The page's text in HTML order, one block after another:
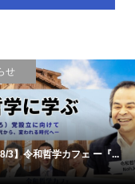
せ
3】令和哲学カフェ ー『...